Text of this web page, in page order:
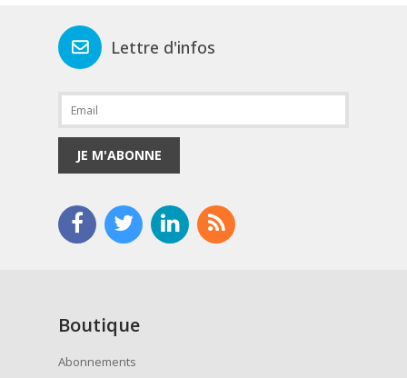
Lettre d'infos
JE M'ABONNE
Boutique
Abonnements